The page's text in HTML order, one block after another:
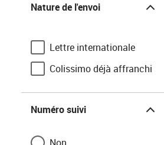
Nature de l'envoi
Lettre internationale
Colissimo déjà affranchi
Numéro suivi